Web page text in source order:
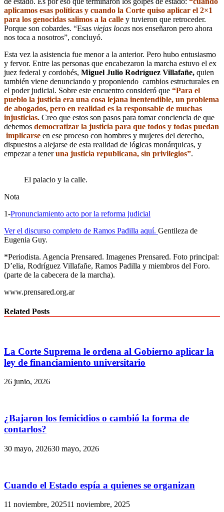
aplicamos esas políticas y cuando la Corte quiso aplicar el 2×1
para los genocidas salimos a la calle y tuvieron que retroceder.
Porque son cobardes. “Esas viejas locas nos enseñaron pero ahora
nos toca a nosotros”, concluyó.
Esta vez la asistencia fue menor a la anterior. Pero hubo entusiasmo
y fervor. Entre las personas que encabezaron la marcha estuvo el ex
juez federal y cordobés, Miguel Julio Rodríguez Villafañe, quien
también viene denunciando y proponiendo cambios estructurales en
el poder judicial. Sobre este encuentro consideró que “Para el
pueblo la justicia era una cosa lejana inentendible, un problema
de abogados, pero en realidad es la responsable de muchas
injusticias. Creo que estos son pasos para tomar conciencia de que
debemos democratizar la justicia para que todos y todas puedan
implicarse en ese proceso con hombres y mujeres del derecho,
dispuestos a alejarse de esta realidad de lógicas monárquicas, y
empezar a teneruna justicia republicana, sin privilegios”.
El palacio y la calle.
Nota
1-Pronunciamiento acto por la reforma judicial
Ver el discurso completo de Ramos Padilla aquí. Gentileza de
Eugenia Guy.
*Periodista. Agencia Prensared. Imagenes Prensared. Foto principal:
D’elia, Rodríguez Villafañe, Ramos Padilla y miembros del Foro.
(parte de la cabecera de la marcha).
www.prensared.org.ar
Related Posts
La Corte Suprema le ordena al Gobierno aplicar la
ley de financiamiento universitario
26 junio, 2026
¿Bajaron los femicidios o cambió la forma de
contarlos?
30 mayo, 202630 mayo, 2026
Cuando el Estado espía a quienes se organizan
11 noviembre, 202511 noviembre, 2025